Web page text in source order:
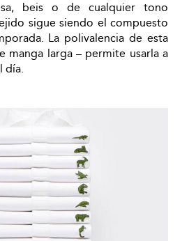
beis o de cualquier tono
sigue siendo el compuesto
La polivalencia de esta
manga larga – permite usarla a
día.